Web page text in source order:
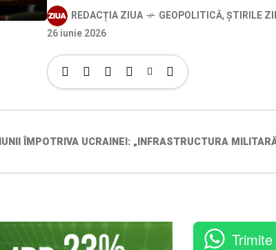
REDACȚIA ZIUA GEOPOLITICĂ,ȘTIRILE
26 iunie 2026
ÎMPOTRIVA UCRAINEI: „INFRASTRUCTURA